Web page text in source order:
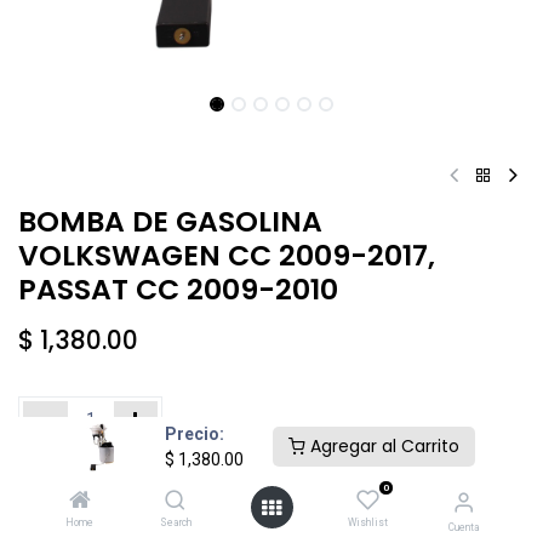
Precio:
$ 1,380.00
Agregar al Carrito
Home Search
0
Wishlist Cuenta
BOMBA DE GASOLINA
VOLKSWAGEN CC 2009-2017,
PASSAT CC 2009-2010
$ 1,380.00
Añadir al carrito Comprar ahora
Agregar a la lista de deseos